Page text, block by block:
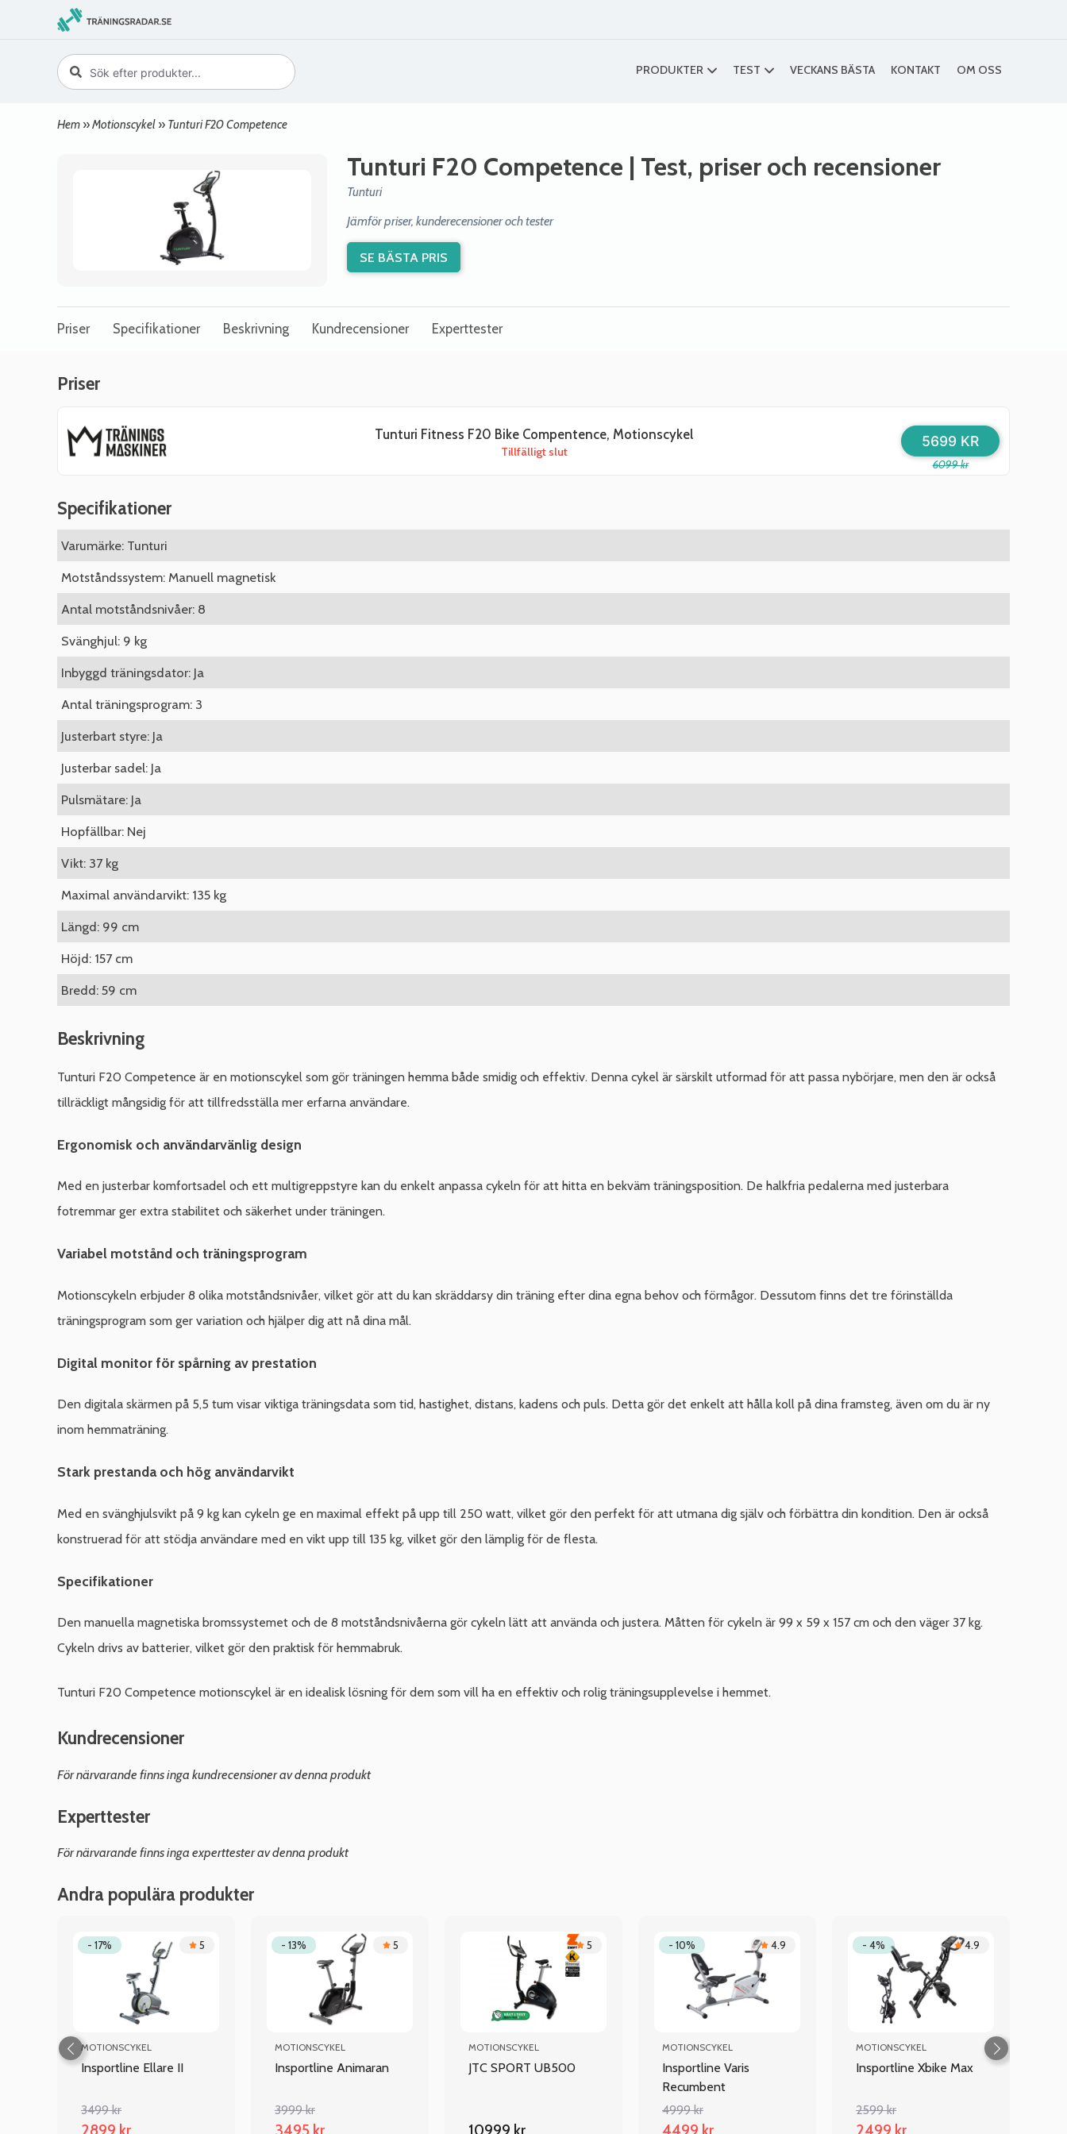
PRODUKTER TEST VECKANS BÄSTA KONTAKT OM OSS
Hem »Motionscykel » Tunturi F20 Competence
Tunturi F20 Competence | Test, priser och recensioner
Tunturi
Jämför priser, kunderecensioner och tester
SE BÄSTA PRIS
Priser Specifikationer Beskrivning Kundrecensioner Experttester
Priser
Tunturi Fitness F20 Bike Compentence, Motionscykel
Tillfälligt slut
6099 kr
5699 KR
Specifikationer
Varumärke: Tunturi
Motståndssystem: Manuell magnetisk
Antal motståndsnivåer: 8
Svänghjul: 9 kg
Inbyggd träningsdator: Ja
Antal träningsprogram: 3
Justerbart styre: Ja
Justerbar sadel: Ja
Pulsmätare: Ja
Hopfällbar: Nej
Vikt: 37 kg
Maximal användarvikt: 135 kg
Längd: 99 cm
Höjd: 157 cm
Bredd: 59 cm
Beskrivning
Tunturi F20 Competence är en motionscykel som gör träningen hemma både smidig och effektiv. Denna cykel är särskilt utformad för att passa nybörjare, men den är också
tillräckligt mångsidig för att tillfredsställa mer erfarna användare.
Ergonomisk och användarvänlig design
Med en justerbar komfortsadel och ett multigreppstyre kan du enkelt anpassa cykeln för att hitta en bekväm träningsposition. De halkfria pedalerna med justerbara
fotremmar ger extra stabilitet och säkerhet under träningen.
Variabel motstånd och träningsprogram
Motionscykeln erbjuder 8 olika motståndsnivåer, vilket gör att du kan skräddarsy din träning efter dina egna behov och förmågor. Dessutom finns det tre förinställda
träningsprogram som ger variation och hjälper dig att nå dina mål.
Digital monitor för spårning av prestation
Den digitala skärmen på 5,5 tum visar viktiga träningsdata som tid, hastighet, distans, kadens och puls. Detta gör det enkelt att hålla koll på dina framsteg, även om du är ny
inom hemmaträning.
Stark prestanda och hög användarvikt
Med en svänghjulsvikt på 9 kg kan cykeln ge en maximal effekt på upp till 250 watt, vilket gör den perfekt för att utmana dig själv och förbättra din kondition. Den är också
konstruerad för att stödja användare med en vikt upp till 135 kg, vilket gör den lämplig för de flesta.
Specifikationer
Den manuella magnetiska bromssystemet och de 8 motståndsnivåerna gör cykeln lätt att använda och justera. Måtten för cykeln är 99 x 59 x 157 cm och den väger 37 kg.
Cykeln drivs av batterier, vilket gör den praktisk för hemmabruk.
Tunturi F20 Competence motionscykel är en idealisk lösning för dem som vill ha en effektiv och rolig träningsupplevelse i hemmet.
Kundrecensioner
För närvarande finns inga kundrecensioner av denna produkt
Experttester
För närvarande finns inga experttester av denna produkt
Andra populära produkter
- 17% 5
MOTIONSCYKEL
Insportline Ellare II
3499 kr
2899 kr
- 13% 5
MOTIONSCYKEL
Insportline Animaran
3999 kr
3495 kr
5
MOTIONSCYKEL
JTC SPORT UB500
10999 kr
- 10% 4.9
MOTIONSCYKEL
Insportline Varis
Recumbent
4999 kr
4499 kr
- 4% 4.9
MOTIONSCYKEL
Insportline Xbike Max
2599 kr
2499 kr